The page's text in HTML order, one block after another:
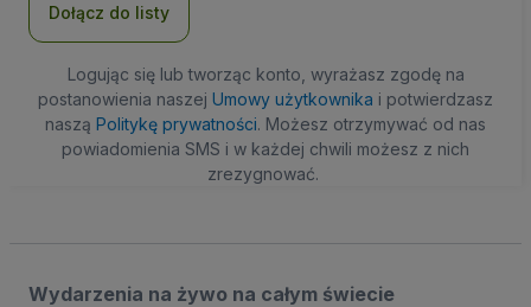
Dołącz do listy
Logując się lub tworząc konto, wyrażasz zgodę na
postanowienia naszej Umowy użytkownika i potwierdzasz
naszą Politykę prywatności. Możesz otrzymywać od nas
powiadomienia SMS i w każdej chwili możesz z nich
zrezygnować.
Wydarzenia na żywo na całym świecie